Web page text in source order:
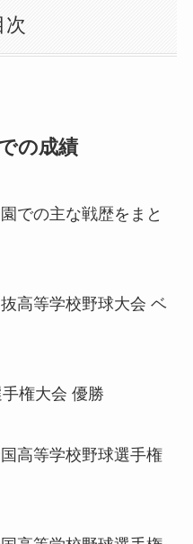
次
の成績
での主な戦歴をまと
等学校野球大会 ベ
権大会 優勝
等学校野球選手権